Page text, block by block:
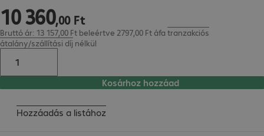
10360,00 Ft
10 360,00 Ft
Bruttó ár: 13 157,00 Ft beleértve 2797,00 Ft áfa tranzakciós
átalány/szállítási díj nélkül
Kosárhoz hozzáad
Hozzáadás a listához